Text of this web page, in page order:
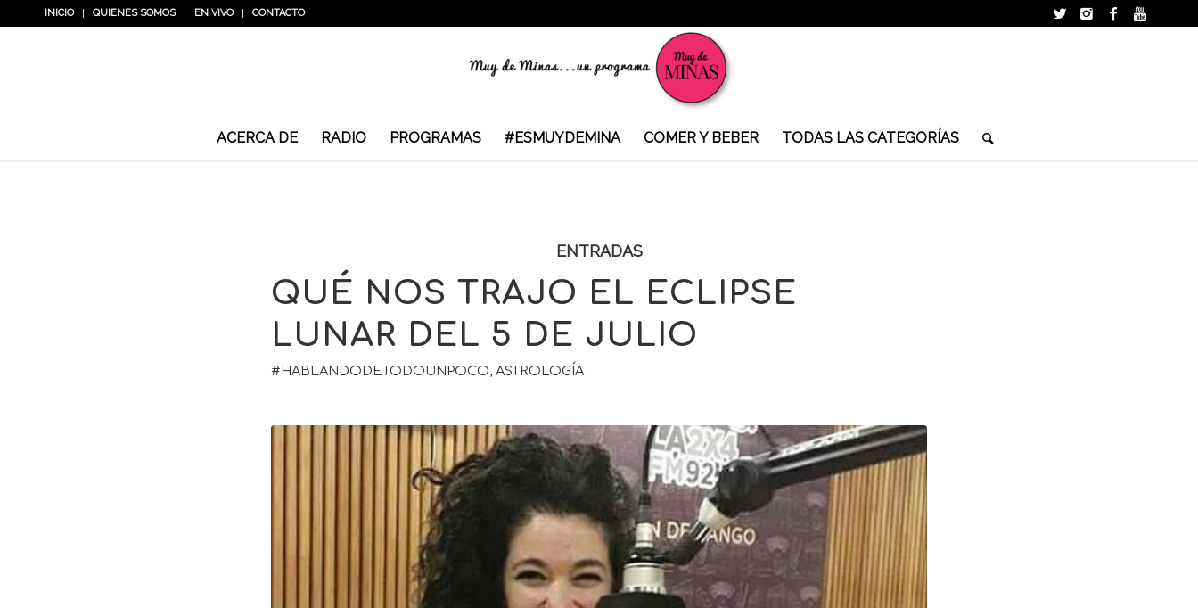
INICIO QUIENES SOMOS EN VIVO CONTACTO
ACERCA DE RADIO PROGRAMAS #ESMUYDEMINA COMER Y BEBER TODAS LAS CATEGORÍAS
ENTRADAS
QUÉ NOS TRAJO EL ECLIPSE
LUNAR DEL 5 DE JULIO
#HABLANDODETODOUNPOCO, ASTROLOGÍA